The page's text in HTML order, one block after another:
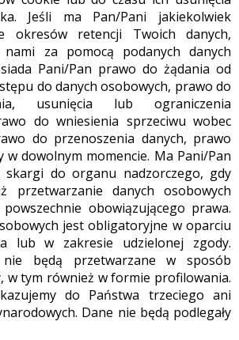
Jeśli ma Pan/Pani jakiekolwiek
okresów retencji Twoich danych,
za pomocą podanych danych
Pani/Pan prawo do żądania od
do danych osobowych, prawo do
usunięcia lub ograniczenia
do wniesienia sprzeciwu wobec
do przenoszenia danych, prawo
w dowolnym momencie. Ma Pani/Pan
skargi do organu nadzorczego, gdy
przetwarzanie danych osobowych
obowiązującego prawa.
jest obligatoryjne w oparciu
lub w zakresie udzielonej zgody.
nie będą przetwarzane w sposób
w tym również w formie profilowania.
do Państwa trzeciego ani
Dane nie będą podlegały